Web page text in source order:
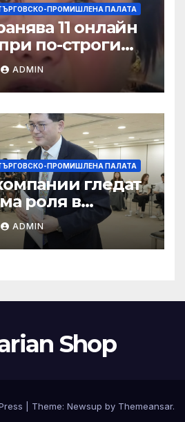
ПРОМИШЛЕНА ПАЛАТА
11 онлайн
по-строги
ограничаване на
ADMIN
ПРОМИШЛЕНА ПАЛАТА
гледат
роля в
ADMIN
Shop
Theme: Newsup by Themeansar.